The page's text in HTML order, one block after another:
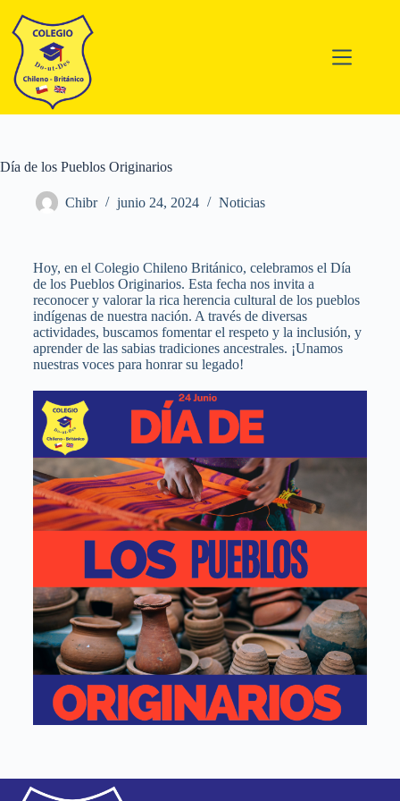
Día de los Pueblos Originarios
Chibr junio 24, 2024 Noticias
Hoy, en el Colegio Chileno Británico, celebramos el Día
de los Pueblos Originarios. Esta fecha nos invita a
reconocer y valorar la rica herencia cultural de los pueblos
indígenas de nuestra nación. A través de diversas
actividades, buscamos fomentar el respeto y la inclusión, y
aprender de las sabias tradiciones ancestrales. ¡Unamos
nuestras voces para honrar su legado!